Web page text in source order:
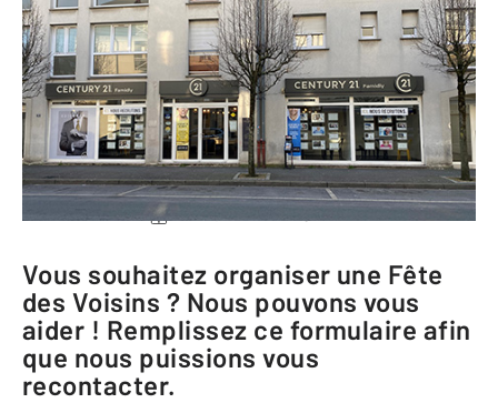
CENTURY 21 Famidly
35 avenue du Général de Gaulle
77340 PONTAULT COMBAULT
Me rendre à l'agence
Téléphoner à l'agence
Vous souhaitez organiser une Fête
des Voisins ? Nous pouvons vous
aider ! Remplissez ce formulaire afin
que nous puissions vous
recontacter.